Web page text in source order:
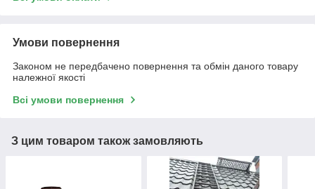
Умови повернення
Законом не передбачено повернення та обмін даного товару
належної якості
Всі умови повернення
З цим товаром також замовляють